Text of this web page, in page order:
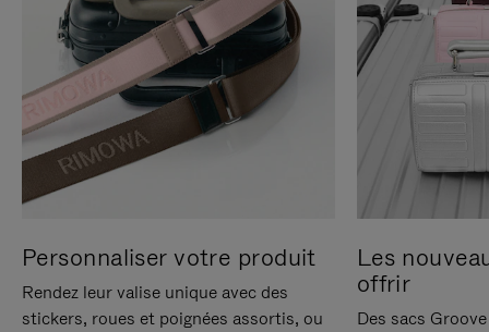
Personnaliser votre produit
Rendez leur valise unique avec des
stickers, roues et poignées assortis, ou
Les
offrir
Des sacs